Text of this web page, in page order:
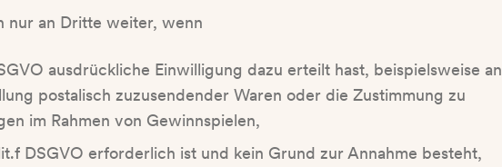
nur an Dritte weiter, wenn
ausdrückliche Einwilligung dazu erteilt hast, beispielsweise an
postalisch zuzusendender Waren oder die Zustimmung zu
im Rahmen von Gewinnspielen,
DSGVO erforderlich ist und kein Grund zur Annahme besteht,